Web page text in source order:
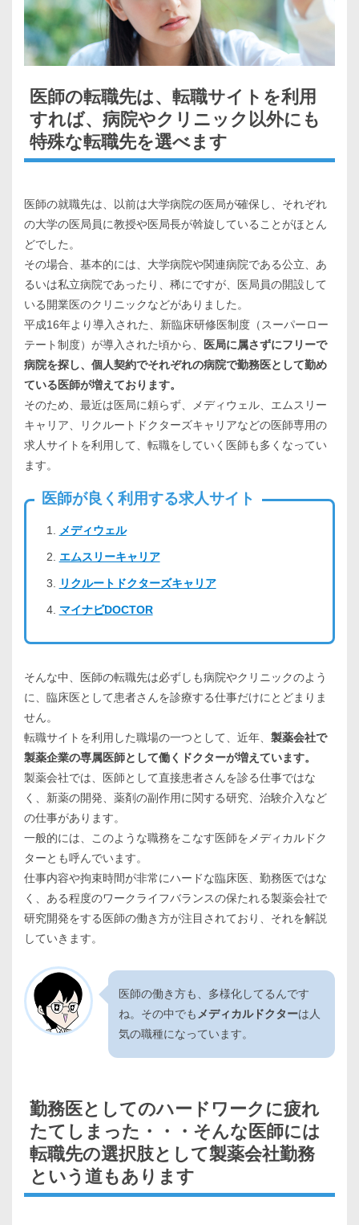
医師の転職先は、転職サイトを利用
すれば、病院やクリニック以外にも
特殊な転職先を選べます
医師の就職先は、以前は大学病院の医局が確保し、それぞれ
の大学の医局員に教授や医局長が斡旋していることがほとん
どでした。
その場合、基本的には、大学病院や関連病院である公立、あ
るいは私立病院であったり、稀にですが、医局員の開設して
いる開業医のクリニックなどがありました。
平成16年より導入された、新臨床研修医制度（スーパーロー
テート制度）が導入された頃から、
医局に属さずにフリーで
病院を探し、個人契約でそれぞれの病院で勤務医として勤め
ている医師が増えております。
そのため、最近は医局に頼らず、メディウェル、エムスリー
キャリア、リクルートドクターズキャリアなどの医師専用の
求人サイトを利用して、転職をしていく医師も多くなってい
ます。
医師が良く利用する求人サイト
メディウェル
エムスリーキャリア
リクルートドクターズキャリア
マイナビDOCTOR
そんな中、医師の転職先は必ずしも病院やクリニックのよう
に、臨床医として患者さんを診療する仕事だけにとどまりま
せん。
転職サイトを利用した職場の一つとして、近年、 製薬会社で
製薬企業の専属医師として働くドクターが増えています。
製薬会社では、医師として直接患者さんを診る仕事ではな
く、新薬の開発、薬剤の副作用に関する研究、治験介入など
の仕事があります。
一般的には、このような職務をこなす医師をメディカルドク
ターとも呼んでいます。
仕事内容や拘束時間が非常にハードな臨床医、勤務医ではな
く、ある程度のワークライフバランスの保たれる製薬会社で
研究開発をする医師の働き方が注目されており、それを解説
していきます。
医師の働き方も、多様化してるんです
ね。その中でも メディカルドクターは人
気の職種になっています。
勤務医としてのハードワークに疲れ
たてしまった・・・そんな医師には
転職先の選択肢として製薬会社勤務
という道もあります